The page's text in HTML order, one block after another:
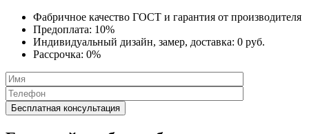
Фабричное качество ГОСТ и гарантия от производителя
Предоплата: 10%
Индивидуальный дизайн, замер, доставка: 0 руб.
Рассрочка: 0%